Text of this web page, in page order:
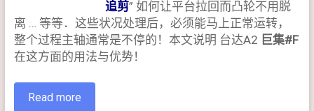
追剪” 如何让平台拉回而凸轮不用脱
离 … 等等．这些状况处理后，必须能马上正常运转，
整个过程主轴通常是不停的！本文说明 台达A2 巨集#F
在这方面的用法与优势！
Read more